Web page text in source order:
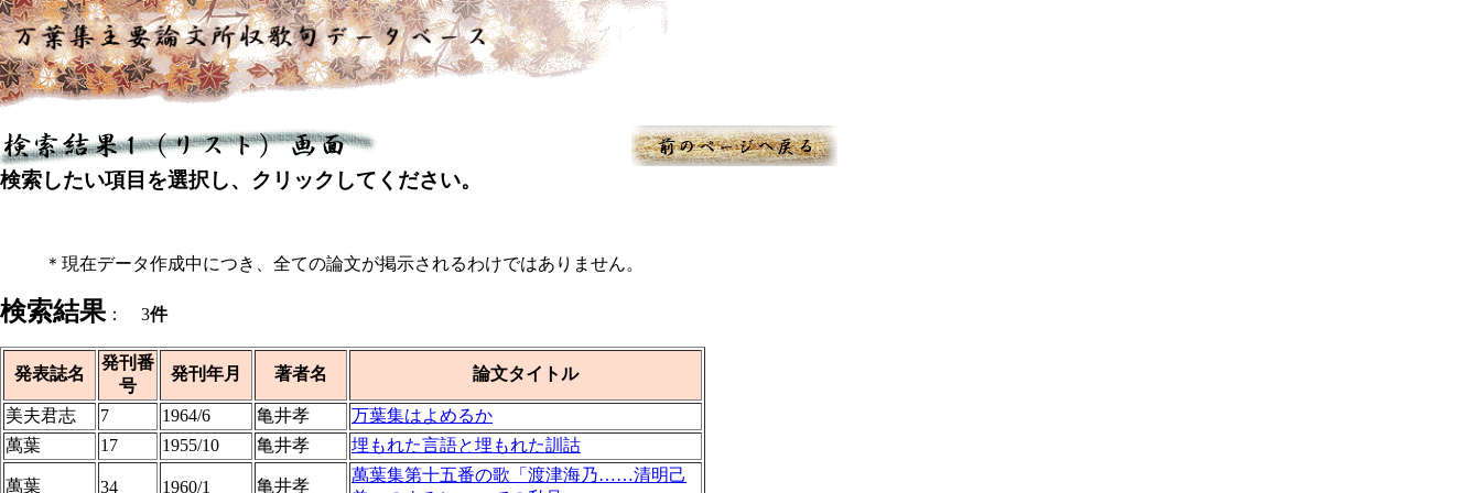
検索したい項目を選択し、クリックしてください。
＊現在データ作成中につき、全ての論文が掲示されるわけではありません。
検索結果 ： 3件
発表誌名
発刊番
号
発刊年月 著者名 論文タイトル
美夫君志 7 1964/6 亀井孝
万葉集はよめるか
萬葉
17 1955/10 亀井孝 埋もれた言語と埋もれた訓詁
萬葉 34 1960/1 亀井孝
萬葉集第十五番の歌「渡津海乃……清明己